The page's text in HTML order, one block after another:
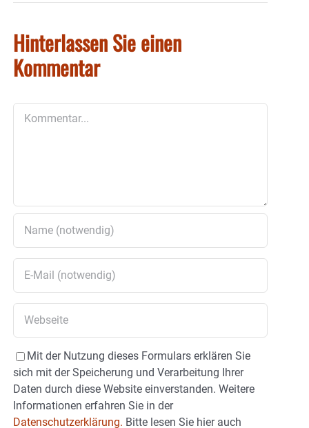
Hinterlassen Sie einen
Kommentar
Mit der Nutzung dieses Formulars erklären Sie
sich mit der Speicherung und Verarbeitung Ihrer
Daten durch diese Website einverstanden. Weitere
Informationen erfahren Sie in der
Datenschutzerklärung. Bitte lesen Sie hier auch